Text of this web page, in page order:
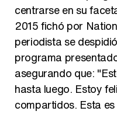
centrarse en su
2015 fichó por
periodista se
programa
asegurando que:
hasta luego. Estoy
compartidos. Esta